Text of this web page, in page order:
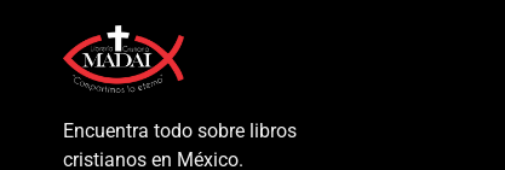
Encuentra todo sobre libros
cristianos en México.